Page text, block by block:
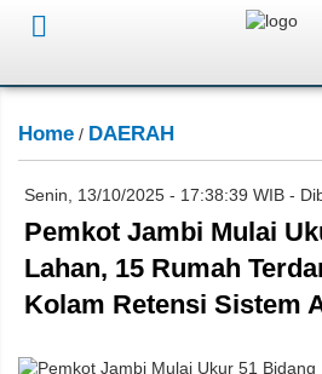
Home / DAERAH
Senin, 13/10/2025 - 17:38:39 WIB -
Pemkot Jambi Mulai
Lahan, 15 Rumah
Kolam Retensi Sistem